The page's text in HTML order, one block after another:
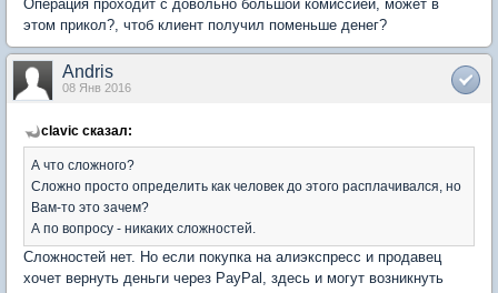
Операция проходит с довольно большой комиссией, может в
этом прикол?, чтоб клиент получил поменьше денег?
Andris
08 Янв 2016
clavic сказал:
А что сложного?
Сложно просто определить как человек до этого расплачивался, но
Вам-то это зачем?
А по вопросу - никаких сложностей.
Сложностей нет. Но если покупка на алиэкспресс и продавец
хочет вернуть деньги через PayPal, здесь и могут возникнуть